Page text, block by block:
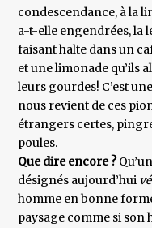
condescendance, à la
a-t-elle engendrées, la
faisant halte dans un
et une limonade qu’ils
leurs gourdes! C’est
nous revient de ces
étrangers certes,
poules.
Que dire encore ?
désignés aujourd’hui
homme en bonne
paysage comme si son